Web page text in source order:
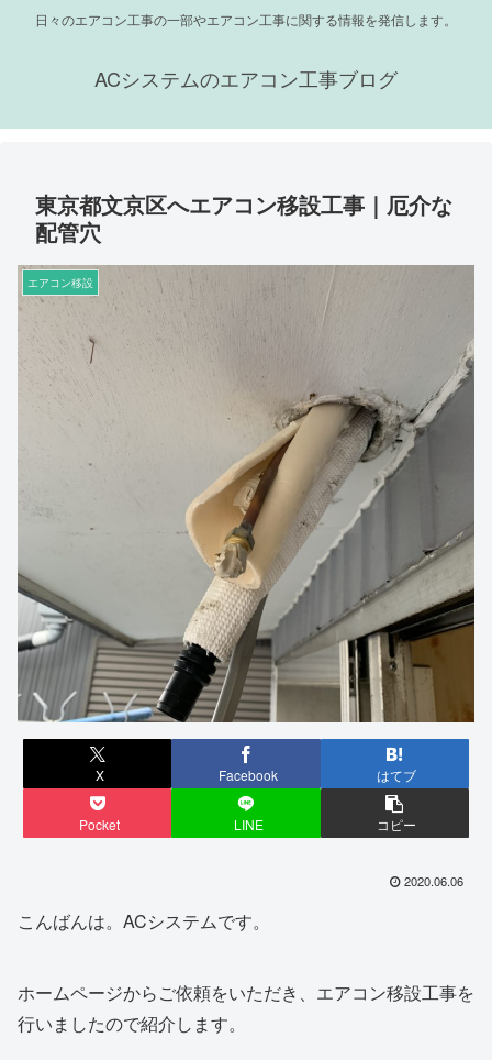
日々のエアコン工事の一部やエアコン工事に関する情報を発信します。
ACシステムのエアコン工事ブログ
東京都文京区へエアコン移設工事｜厄介な
配管穴
エアコン移設
X Facebook はてブ
Pocket LINE コピー
2020.06.06
こんばんは。ACシステムです。
ホームページからご依頼をいただき、エアコン移設工事を
行いましたので紹介します。